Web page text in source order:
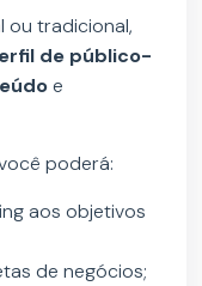
ou tradicional,
de público-
e
poderá:
aos objetivos
de negócios;